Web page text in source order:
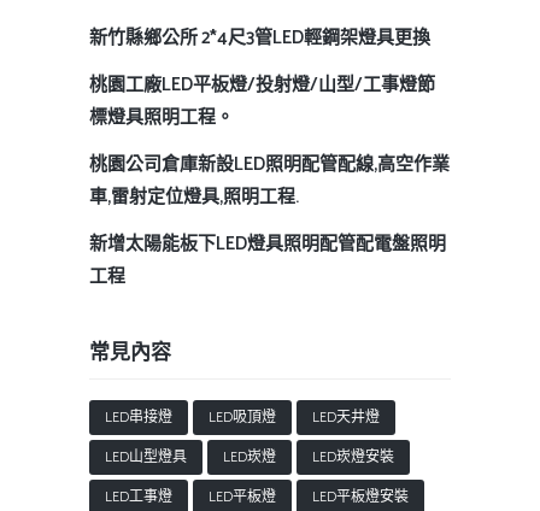
新竹縣鄉公所 2*4尺3管LED輕鋼架燈具更換
桃園工廠LED平板燈/投射燈/山型/工事燈節
標燈具照明工程。
桃園公司倉庫新設LED照明配管配線,高空作業
車,雷射定位燈具,照明工程.
新增太陽能板下LED燈具照明配管配電盤照明
工程
常見內容
LED串接燈 LED吸頂燈
LED天井燈
LED山型燈具
LED崁燈
LED崁燈安裝
LED工事燈
LED平板燈
LED平板燈安裝